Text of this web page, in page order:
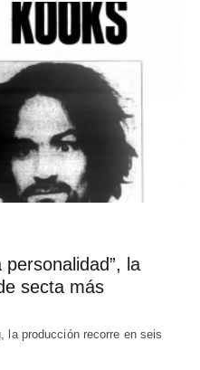
la
secta más
la producción recorre en seis